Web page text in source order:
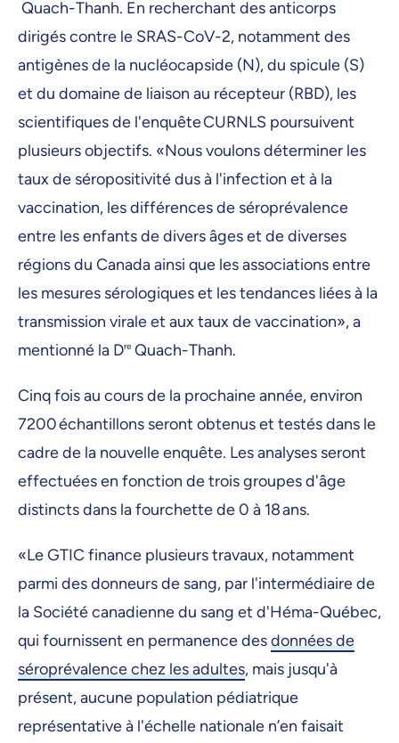
Quach-Thanh. En recherchant des anticorps
dirigés contre le SRAS-CoV-2, notamment des
antigènes de la nucléocapside (N), du spicule (S)
et du domaine de liaison au récepteur (RBD), les
scientifiques de l'enquête CURNLS poursuivent
plusieurs objectifs. «Nous voulons déterminer les
taux de séropositivité dus à l'infection et à la
vaccination, les différences de séroprévalence
entre les enfants de divers âges et de diverses
régions du Canada ainsi que les associations entre
les mesures sérologiques et les tendances liées à la
transmission virale et aux taux de vaccination», a
mentionné la Dre Quach-Thanh.
Cinq fois au cours de la prochaine année, environ
7200 échantillons seront obtenus et testés dans le
cadre de la nouvelle enquête. Les analyses seront
effectuées en fonction de trois groupes d'âge
distincts dans la fourchette de 0 à 18 ans.
«Le GTIC finance plusieurs travaux, notamment
parmi des donneurs de sang, par l'intermédiaire de
la Société canadienne du sang et d'Héma-Québec,
qui fournissent en permanence desdonnées de
séroprévalence chez les adultes, mais jusqu'à
présent, aucune population pédiatrique
représentative à l'échelle nationale n’en faisait